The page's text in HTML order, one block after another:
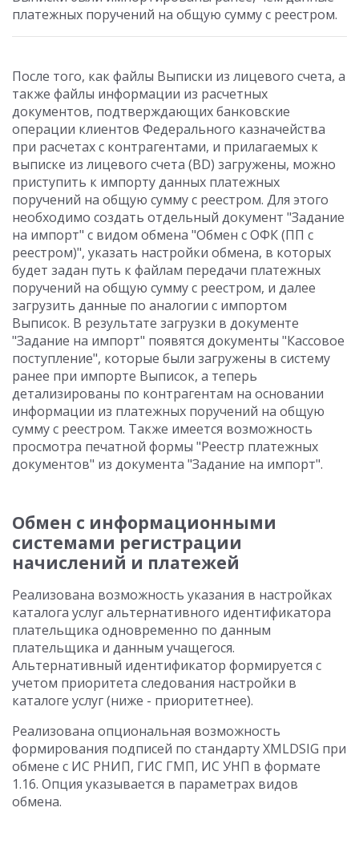
платежных поручений на общую сумму с реестром.
После того, как файлы Выписки из лицевого счета, а
также файлы информации из расчетных
документов, подтверждающих банковские
операции клиентов Федерального казначейства
при расчетах с контрагентами, и прилагаемых к
выписке из лицевого счета (BD) загружены, можно
приступить к импорту данных платежных
поручений на общую сумму с реестром. Для этого
необходимо создать отдельный документ "Задание
на импорт" с видом обмена "Обмен с ОФК (ПП с
реестром)", указать настройки обмена, в которых
будет задан путь к файлам передачи платежных
поручений на общую сумму с реестром, и далее
загрузить данные по аналогии с импортом
Выписок. В результате загрузки в документе
"Задание на импорт" появятся документы "Кассовое
поступление", которые были загружены в систему
ранее при импорте Выписок, а теперь
детализированы по контрагентам на основании
информации из платежных поручений на общую
сумму с реестром. Также имеется возможность
просмотра печатной формы "Реестр платежных
документов" из документа "Задание на импорт".
Обмен с информационными
системами регистрации
начислений и платежей
Реализована возможность указания в настройках
каталога услуг альтернативного идентификатора
плательщика одновременно по данным
плательщика и данным учащегося.
Альтернативный идентификатор формируется с
учетом приоритета следования настройки в
каталоге услуг (ниже - приоритетнее).
Реализована опциональная возможность
формирования подписей по стандарту XMLDSIG при
обмене с ИС РНИП, ГИС ГМП, ИС УНП в формате
1.16. Опция указывается в параметрах видов
обмена.